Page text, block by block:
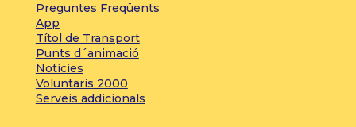
Preguntes Freqüents
App
Títol de Transport
Punts d´animació
Notícies
Voluntaris 2000
Serveis addicionals